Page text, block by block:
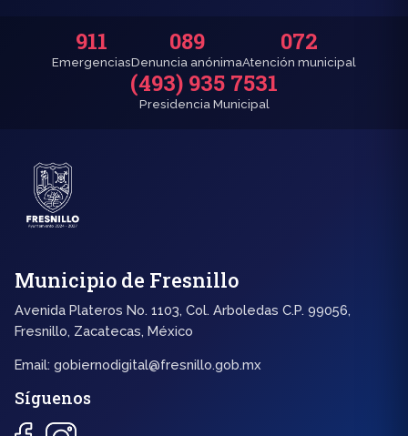
911
Emergencias
089
Denuncia anónima
072
Atención municipal
(493) 935 7531
Presidencia Municipal
Municipio de Fresnillo
Avenida Plateros No. 1103, Col. Arboledas C.P. 99056,
Fresnillo, Zacatecas, México
Email: gobiernodigital@fresnillo.gob.mx
Síguenos